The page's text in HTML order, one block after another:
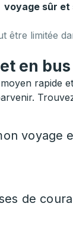
voyage sûr et
être limitée
en bus
rapide
voyage
de